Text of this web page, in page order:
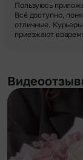
Пользуюсь
Всё доступно,
отличные.
приезжают